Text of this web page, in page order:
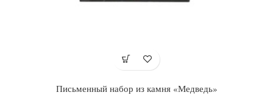
Письменный набор из камня «Медведь»